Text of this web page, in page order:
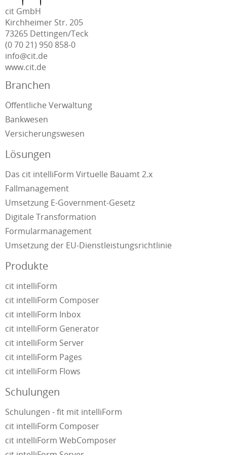
cit GmbH
Kirchheimer Str. 205
73265 Dettingen/Teck
(0 70 21) 950 858-0
info@cit.de
www.cit.de
Branchen
Öffentliche Verwaltung
Bankwesen
Versicherungswesen
Lösungen
Das cit intelliForm Virtuelle Bauamt 2.x
Fallmanagement
Umsetzung E-Government-Gesetz
Digitale Transformation
Formularmanagement
Umsetzung der EU-Dienstleistungsrichtlinie
Produkte
cit intelliForm
cit intelliForm Composer
cit intelliForm Inbox
cit intelliForm Generator
cit intelliForm Server
cit intelliForm Pages
cit intelliForm Flows
Schulungen
Schulungen - fit mit intelliForm
cit intelliForm Composer
cit intelliForm WebComposer